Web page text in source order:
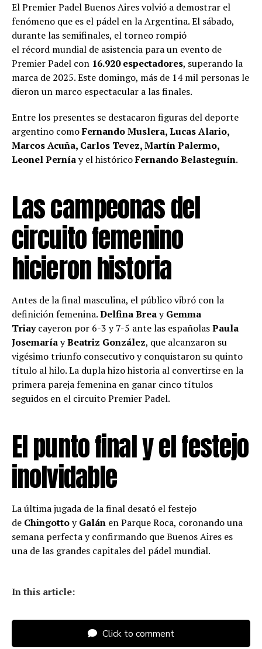
El Premier Padel Buenos Aires volvió a demostrar el
fenómeno que es el pádel en la Argentina. El sábado,
durante las semifinales, el torneo rompió
el récord mundial de asistencia para un evento de
Premier Padel con 16.920 espectadores, superando la
marca de 2025. Este domingo, más de 14 mil personas le
dieron un marco espectacular a las finales.
Entre los presentes se destacaron figuras del deporte
argentino comoFernando Muslera, Lucas Alario,
Marcos Acuña, Carlos Tevez, Martín Palermo,
Leonel Perníay el históricoFernando Belasteguín.
Las campeonas del
circuito femenino
hicieron historia
Antes de la final masculina, el público vibró con la
definición femenina.Delfina BreayGemma
Triaycayeron por 6-3 y 7-5 ante las españolasPaula
JosemaríayBeatriz González, que alcanzaron su
vigésimo triunfo consecutivo y conquistaron su quinto
título al hilo. La dupla hizo historia al convertirse en la
primera pareja femenina en ganar cinco títulos
seguidos en el circuito Premier Padel.
El punto final y el festejo
inolvidable
La última jugada de la final desató el festejo
de ChingottoyGalán en Parque Roca, coronando una
semana perfecta y confirmando que Buenos Aires es
una de las grandes capitales del pádel mundial.
In this article:
Click to comment